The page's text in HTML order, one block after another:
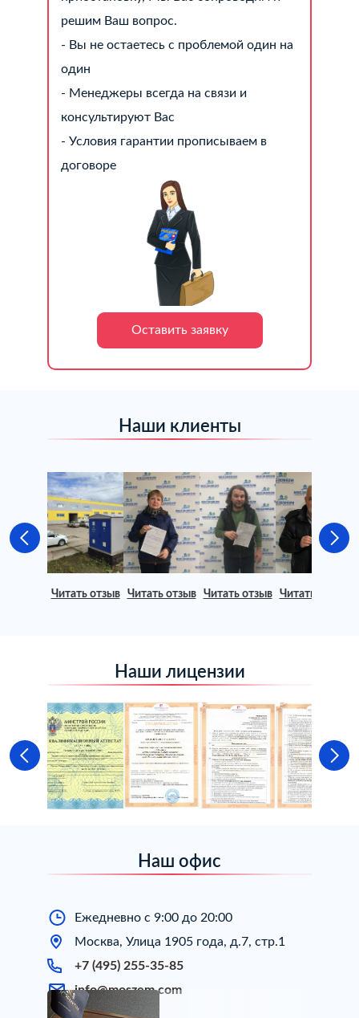
решим Ваш вопрос.
- Вы не остаетесь с проблемой один на
один
- Менеджеры всегда на связи и
консультируют Вас
- Условия гарантии прописываем в
договоре
Оставить заявку
Наши клиенты
Читать отзыв Читать отзыв Читать отзыв Читать отзыв
Наши лицензии
Наш офис
Ежедневно с 9:00 до 20:00
Москва, Улица 1905 года, д.7, стр.1
+7 (495) 255-35-85
info@moszem.com